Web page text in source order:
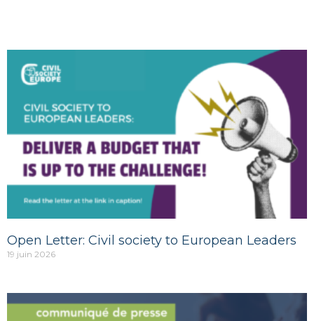
Open Letter: Civil society to European Leaders
19 juin 2026